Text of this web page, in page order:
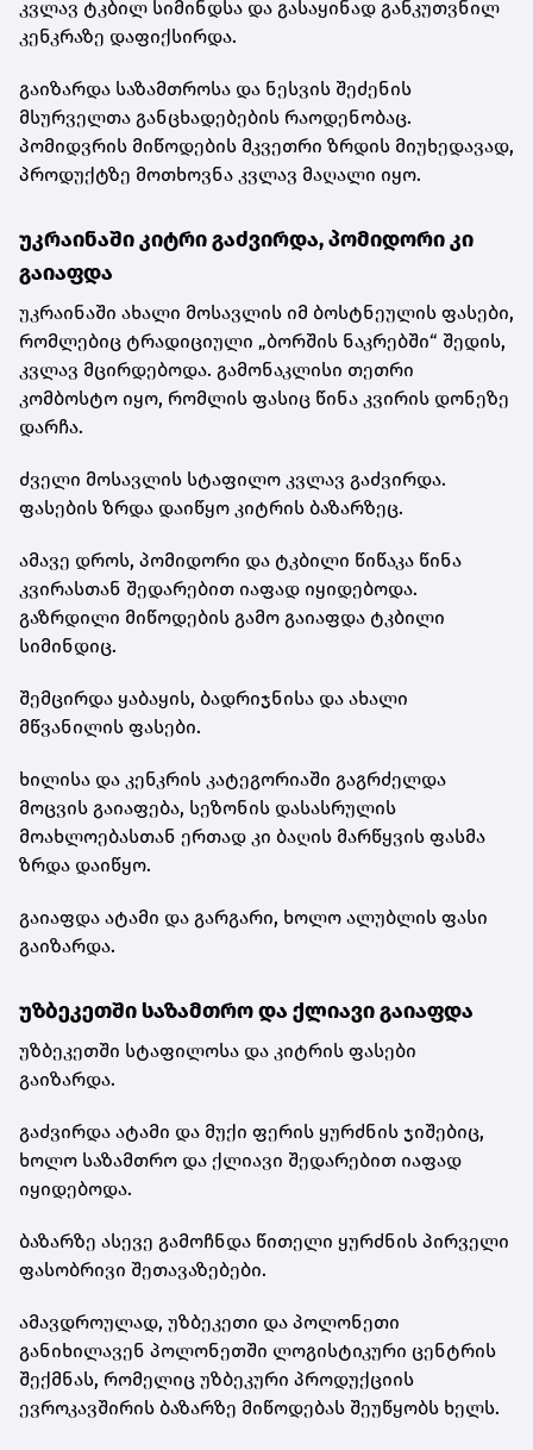
კვლავ ტკბილ სიმინდსა და გასაყინად განკუთვნილ
კენკრაზე დაფიქსირდა.
გაიზარდა საზამთროსა და ნესვის შეძენის
მსურველთა განცხადებების რაოდენობაც.
პომიდვრის მიწოდების მკვეთრი ზრდის მიუხედავად,
პროდუქტზე მოთხოვნა კვლავ მაღალი იყო.
უკრაინაში კიტრი გაძვირდა, პომიდორი კი
გაიაფდა
უკრაინაში ახალი მოსავლის იმ ბოსტნეულის ფასები,
რომლებიც ტრადიციული „ბორშის ნაკრებში“ შედის,
კვლავ მცირდებოდა. გამონაკლისი თეთრი
კომბოსტო იყო, რომლის ფასიც წინა კვირის დონეზე
დარჩა.
ძველი მოსავლის სტაფილო კვლავ გაძვირდა.
ფასების ზრდა დაიწყო კიტრის ბაზარზეც.
ამავე დროს, პომიდორი და ტკბილი წიწაკა წინა
კვირასთან შედარებით იაფად იყიდებოდა.
გაზრდილი მიწოდების გამო გაიაფდა ტკბილი
სიმინდიც.
შემცირდა ყაბაყის, ბადრიჯნისა და ახალი
მწვანილის ფასები.
ხილისა და კენკრის კატეგორიაში გაგრძელდა
მოცვის გაიაფება, სეზონის დასასრულის
მოახლოებასთან ერთად კი ბაღის მარწყვის ფასმა
ზრდა დაიწყო.
გაიაფდა ატამი და გარგარი, ხოლო ალუბლის ფასი
გაიზარდა.
უზბეკეთში საზამთრო და ქლიავი გაიაფდა
უზბეკეთში სტაფილოსა და კიტრის ფასები
გაიზარდა.
გაძვირდა ატამი და მუქი ფერის ყურძნის ჯიშებიც,
ხოლო საზამთრო და ქლიავი შედარებით იაფად
იყიდებოდა.
ბაზარზე ასევე გამოჩნდა წითელი ყურძნის პირველი
ფასობრივი შეთავაზებები.
ამავდროულად, უზბეკეთი და პოლონეთი
განიხილავენ პოლონეთში ლოგისტიკური ცენტრის
შექმნას, რომელიც უზბეკური პროდუქციის
ევროკავშირის ბაზარზე მიწოდებას შეუწყობს ხელს.